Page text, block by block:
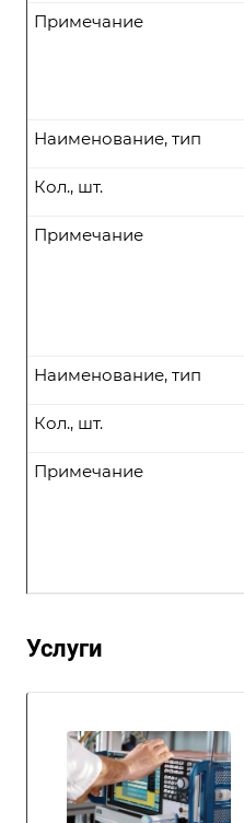
Примечание
Наименование, тип
Кол., шт.
Примечание
Наименование, тип
Кол., шт.
Примечание
Услуги